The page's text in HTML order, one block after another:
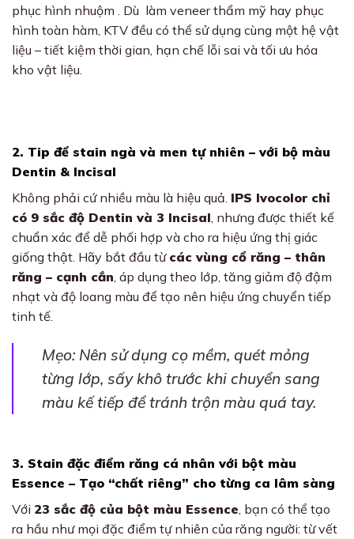
phục hình nhuộm . Dù làm veneer thẩm mỹ hay phục
hình toàn hàm, KTV đều có thể sử dụng cùng một hệ vật
liệu – tiết kiệm thời gian, hạn chế lỗi sai và tối ưu hóa
kho vật liệu.
2. Tip để stain ngà và men tự nhiên – với bộ màu
Dentin & Incisal
Không phải cứ nhiều màu là hiệu quả. IPS Ivocolor chỉ
có 9 sắc độ Dentin và 3 Incisal, nhưng được thiết kế
chuẩn xác để dễ phối hợp và cho ra hiệu ứng thị giác
giống thật. Hãy bắt đầu từ các vùng cổ răng – thân
răng – cạnh cắn, áp dụng theo lớp, tăng giảm độ đậm
nhạt và độ loang màu để tạo nên hiệu ứng chuyển tiếp
tinh tế.
Mẹo: Nên sử dụng cọ mềm, quét mỏng
từng lớp, sấy khô trước khi chuyển sang
màu kế tiếp để tránh trộn màu quá tay.
3. Stain đặc điểm răng cá nhân với bột màu
Essence – Tạo “chất riêng” cho từng ca lâm sàng
Với 23 sắc độ của bột màu Essence , bạn có thể tạo
ra hầu như mọi đặc điểm tự nhiên của răng người: từ vết